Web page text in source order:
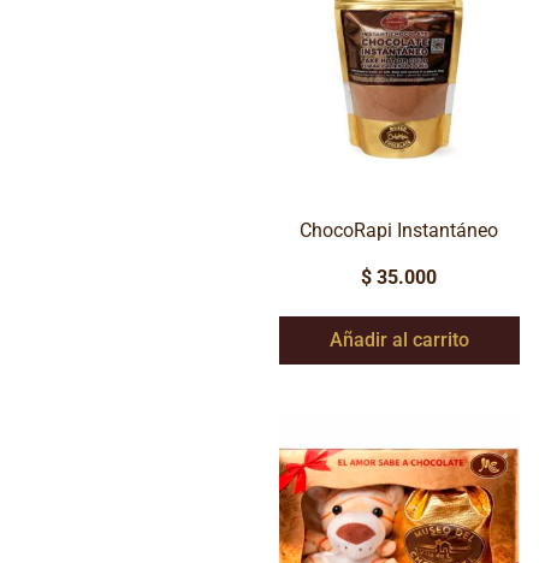
ChocoRapi Instantáneo
$ 35.000
Añadir al carrito